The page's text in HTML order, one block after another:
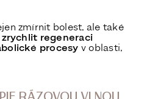
zmírnit bolest, ale také
regeneraci
procesy v oblasti,